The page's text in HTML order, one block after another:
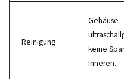
Reinigung
Gehäuse
keine
Inneren.